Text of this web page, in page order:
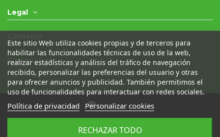
Legal
Este sitio Web utiliza cookies propias y de terceros para
habilitar las funcionalidades técnicas de uso de la web,
realizar estadísticas y análisis del tráfico de navegación
recibido, personalizar las preferencias del usuario y otras
para ofrecer anuncios y publicidad. También permitimos el
uso de funcionalidades para interactuar con redes sociales.
Política de privacidad Personalizar cookies
RECHAZAR TODO
Síguenos en
reservados|Desarrollado por